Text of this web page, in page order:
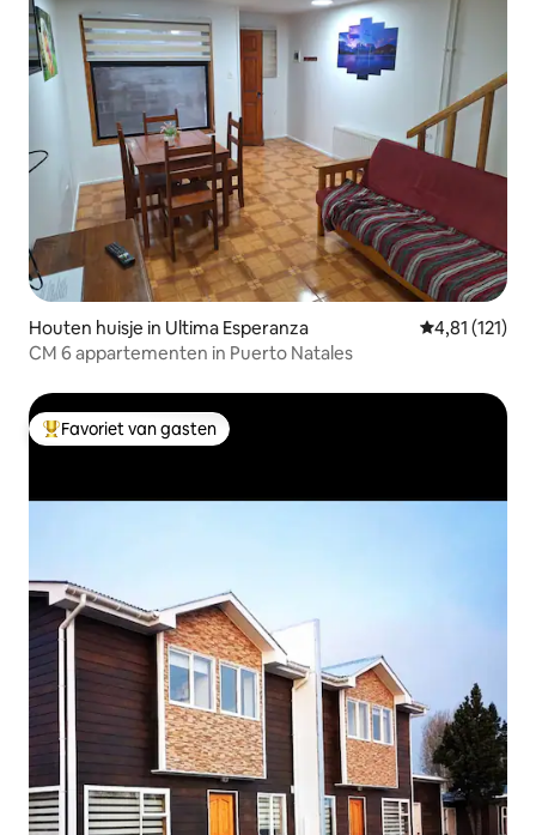
Houten huisje in Ultima Esperanza Gemiddelde
4,81 (121)
CM 6 appartementen in Puerto Natales
Topfavoriet van gasten
Favoriet van gasten